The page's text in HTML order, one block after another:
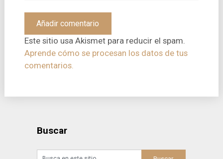
Este sitio usa Akismet para reducir el spam.
Aprende cómo se procesan los datos de tus
comentarios.
Buscar